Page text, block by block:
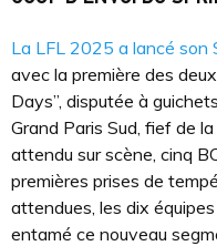
La LFL 2025 a lancé son
avec la première des
Days”, disputée à
Grand Paris Sud, fief de
attendu sur scène, cinq
premières prises de
attendues, les dix
entamé ce nouveau